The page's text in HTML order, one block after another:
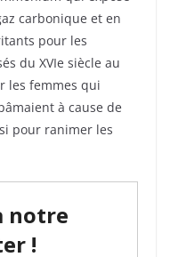
carbonique et en
pour les
du XVIe siècle au
les femmes qui
à cause de
pour ranimer les